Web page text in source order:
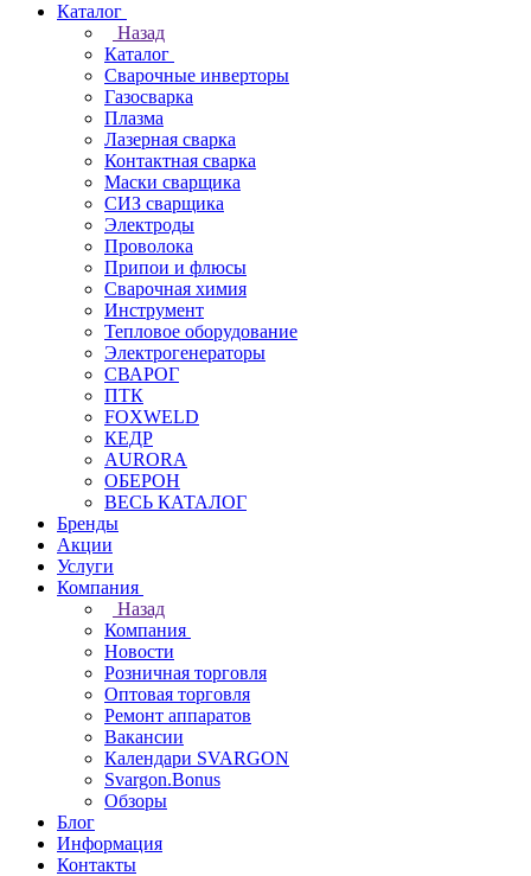
Каталог
Назад
Каталог
Сварочные инверторы
Газосварка
Плазма
Лазерная сварка
Контактная сварка
Маски сварщика
СИЗ сварщика
Электроды
Проволока
Припои и флюсы
Сварочная химия
Инструмент
Тепловое оборудование
Электрогенераторы
СВАРОГ
ПТК
FOXWELD
КЕДР
AURORA
ОБЕРОН
ВЕСЬ КАТАЛОГ
Бренды
Акции
Услуги
Компания
Назад
Компания
Новости
Розничная торговля
Оптовая торговля
Ремонт аппаратов
Вакансии
Календари SVARGON
Svargon.Bonus
Обзоры
Блог
Информация
Контакты